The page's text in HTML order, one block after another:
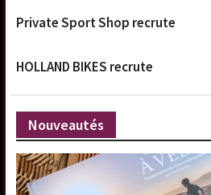
Private Sport Shop recrute
HOLLAND BIKES recrute
Nouveautés